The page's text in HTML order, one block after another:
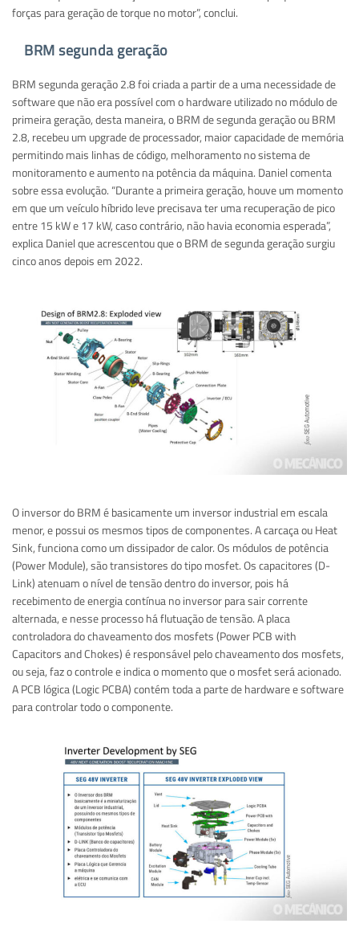
forças para geração de torque no motor”, conclui.
BRM segunda geração
BRM segunda geração 2.8 foi criada a partir de a uma necessidade de
software que não era possível com o hardware utilizado no módulo de
primeira geração, desta maneira, o BRM de segunda geração ou BRM
2.8, recebeu um upgrade de processador, maior capacidade de memória
permitindo mais linhas de código, melhoramento no sistema de
monitoramento e aumento na potência da máquina. Daniel comenta
sobre essa evolução. “Durante a primeira geração, houve um momento
em que um veículo híbrido leve precisava ter uma recuperação de pico
entre 15 kW e 17 kW, caso contrário, não havia economia esperada”,
explica Daniel que acrescentou que o BRM de segunda geração surgiu
cinco anos depois em 2022.
O inversor do BRM é basicamente um inversor industrial em escala
menor, e possui os mesmos tipos de componentes. A carcaça ou Heat
Sink, funciona como um dissipador de calor. Os módulos de potência
(Power Module), são transistores do tipo mosfet. Os capacitores (D-
Link) atenuam o nível de tensão dentro do inversor, pois há
recebimento de energia contínua no inversor para sair corrente
alternada, e nesse processo há flutuação de tensão. A placa
controladora do chaveamento dos mosfets (Power PCB with
Capacitors and Chokes) é responsável pelo chaveamento dos mosfets,
ou seja, faz o controle e indica o momento que o mosfet será acionado.
A PCB lógica (Logic PCBA) contém toda a parte de hardware e software
para controlar todo o componente.